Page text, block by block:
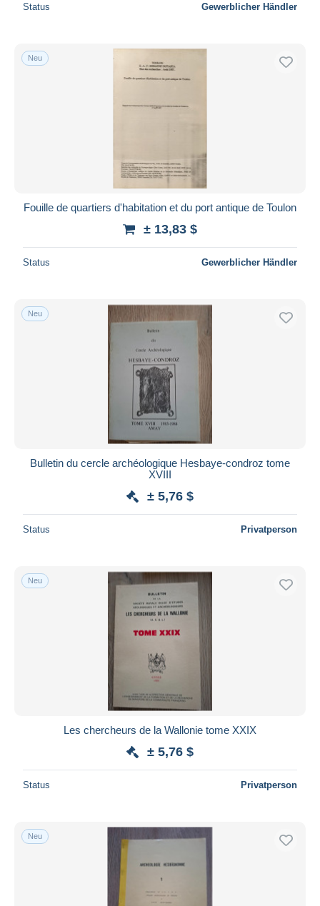
Status Gewerblicher Händler
Neu
Fouille de quartiers d'habitation et du port antique de Toulon
± 13,83 $
Status Gewerblicher Händler
Neu
Bulletin du cercle archéologique Hesbaye-condroz tome
XVIII
± 5,76 $
Status Privatperson
Neu
Les chercheurs de la Wallonie tome XXIX
± 5,76 $
Status Privatperson
Neu